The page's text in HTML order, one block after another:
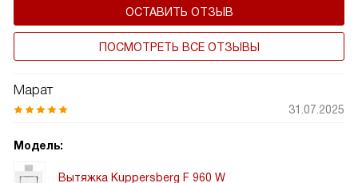
ОСТАВИТЬ ОТЗЫВ
ПОСМОТРЕТЬ ВСЕ ОТЗЫВЫ
Марат
31.07.2025
Модель:
Вытяжка Kuppersberg F 960 W